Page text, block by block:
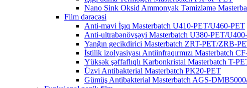
Nano Sink Oksid Ammonyak Təmizləmə
Film dərəcəsi
Anti-mavi İşıq Masterbatch U410-PET/U460-PET
Anti-ultrabənövşəyi Masterbatch U380-PET/
Yanğın gecikdirici Masterbatch ZRT-PET/ZRB-
İstilik izolyasiyası Antiinfraqırmızı Masterbatch
Yüksək şəffaflıqlı Karbonkristal Masterbatch T-
Üzvi Antibakterial Masterbatch PK20-PET
Gümüş Antibakterial Masterbatch AGS-